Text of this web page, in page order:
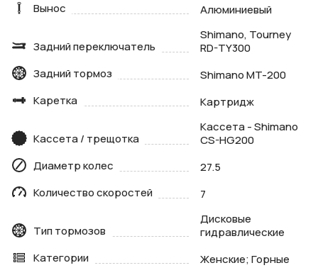
Вынос
Алюминиевый
Задний переключатель
Shimano, Tourney
RD-TY300
Задний тормоз
Shimano MT-200
Каретка
Картридж
Кассета / трещотка
Кассета - Shimano
CS-HG200
Диаметр колес
27.5
Количество скоростей
7
Тип тормозов
Дисковые
гидравлические
Категории
Женские; Горные